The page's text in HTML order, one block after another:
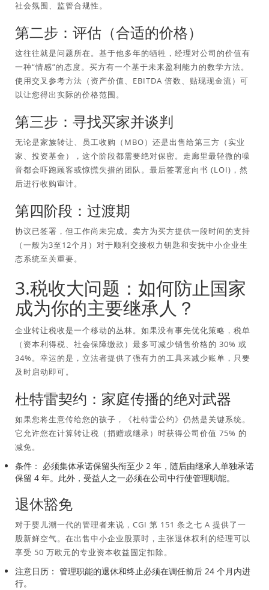
社会氛围、监管合规性。
第二步：评估（合适的价格）
这往往就是问题所在。基于他多年的牺牲，经理对公司的价值有
一种“情感”的态度。买方有一个基于未来盈利能力的数学方法。
使用交叉参考方法（资产价值、EBITDA 倍数、贴现现金流）可
以让您得出实际的价格范围。
第三步：寻找买家并谈判
无论是家族转让、员工收购（MBO）还是出售给第三方（实业
家、投资基金），这个阶段都需要绝对保密。走廊里最轻微的噪
音都会吓跑顾客或惊慌失措的团队。最后签署意向书 (LOI)，然
后进行收购审计。
第四阶段：过渡期
协议已签署，但工作尚未完成。卖方为买方提供一段时间的支持
（一般为3至12个月）对于顺利交接权力钥匙和安抚中小企业生
态系统至关重要。
3.税收大问题：如何防止国家
成为你的主要继承人？
企业转让税收是一个移动的丛林。如果没有事先优化策略，税单
（资本利得税、社会保障缴款）最多可减少销售价格的 30% 或
34%。幸运的是，立法者提供了强有力的工具来减少账单，只要
及时启动即可。
杜特雷契约：家庭传播的绝对武器
如果您将生意传给您的孩子，《杜特雷公约》仍然是关键系统。
它允许您在计算转让税（捐赠或继承）时获得公司价值 75% 的
减免。
条件： 必须集体承诺保留头衔至少 2 年，随后由继承人单独承诺
保留 4 年。此外，受益人之一必须在公司中行使管理职能。
退休豁免
对于婴儿潮一代的管理者来说，CGI 第 151 条之七 A 提供了一
股新鲜空气。在出售中小企业股票时，主张退休权利的经理可以
享受 50 万欧元的专业资本收益固定扣除。
注意日历： 管理职能的退休和终止必须在调任前后 24 个月内进
行。